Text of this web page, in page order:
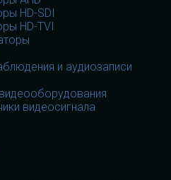
HD-SDI
HD-TVI
и аудиозаписи
видеосигнала